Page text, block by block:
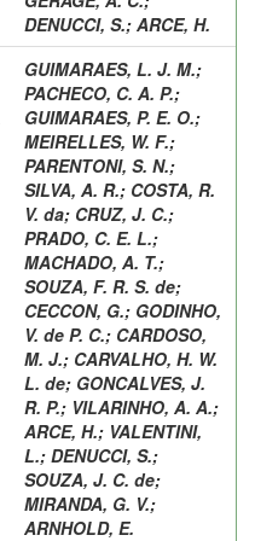
DENUCCI, S.; ARCE, H.
GUIMARAES, L. J. M.;
PACHECO, C. A. P.;
GUIMARAES, P. E. O.;
MEIRELLES, W. F.;
PARENTONI, S. N.;
SILVA, A. R.; COSTA, R.
V. da; CRUZ, J. C.;
PRADO, C. E. L.;
MACHADO, A. T.;
SOUZA, F. R. S. de;
CECCON, G.; GODINHO,
V. de P. C.; CARDOSO,
M. J.; CARVALHO, H. W.
L. de; GONCALVES, J.
R. P.; VILARINHO, A. A.;
ARCE, H.; VALENTINI,
L.; DENUCCI, S.;
SOUZA, J. C. de;
MIRANDA, G. V.;
ARNHOLD, E.